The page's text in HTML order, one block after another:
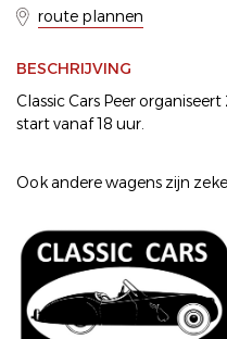
route plannen
BESCHRIJVING
Classic Cars Peer
start vanaf 18 uur.
Ook andere wagens zijn